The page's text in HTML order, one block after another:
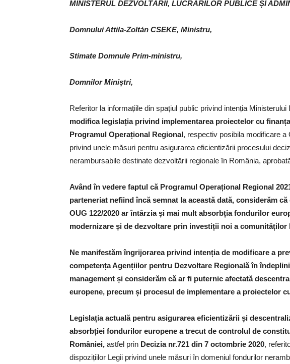
MINISTERUL DEZVOLTĂRII, LUCRĂRILOR PUBLICE ȘI
Domnului Attila-Zoltán CSEKE, Ministru,
Stimate Domnule Prim-ministru,
Domnilor Miniștri,
Referitor la informațiile din spațiul public privind intenția
modifica legislația privind implementarea proiectelor cu
Programul Operațional Regional, respectiv posibila modificare a
privind unele măsuri pentru asigurarea eficientizării procesului
nerambursabile destinate dezvoltării regionale în România,
Având în vedere faptul că Programul Operațional Regional
parteneriat nefiind încă semnat la această dată, considerăm
OUG 122/2020 ar întârzia și mai mult absorbția fondurilor
modernizare și de dezvoltare prin investiții noi a comunităților
Ne manifestăm îngrijorarea privind intenția de modificare a
competența Agențiilor pentru Dezvoltare Regională în
management și considerăm că ar fi puternic afectată
europene, precum și procesul de implementare a proiectelor
Legislația actuală pentru asigurarea eficientizării și
absorbției fondurilor europene a trecut de controlul de
României, astfel prin Decizia nr.721 din 7 octombrie 2020,
dispozițiilor Legii privind unele măsuri în domeniul fondurilor